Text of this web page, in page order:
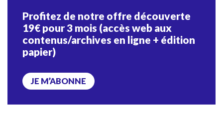
Profitez de notre offre découverte
19€ pour 3 mois (accès web aux
contenus/archives en ligne + édition
papier)
JE M’ABONNE